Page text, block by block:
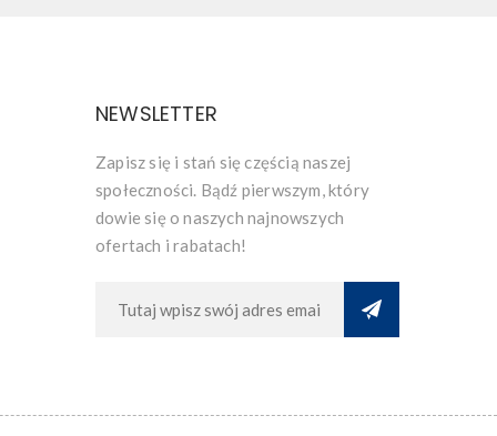
NEWSLETTER
Zapisz się i stań się częścią naszej
społeczności. Bądź pierwszym, który
dowie się o naszych najnowszych
ofertach i rabatach!